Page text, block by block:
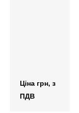
Ціна грн, з
ПДВ